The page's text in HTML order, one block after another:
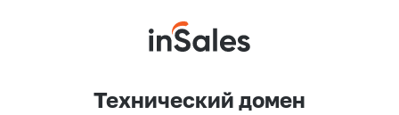
Технический домен